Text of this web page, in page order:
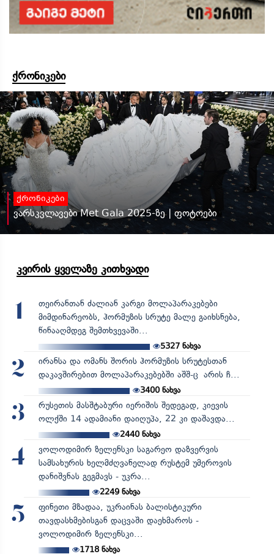
ქრონიკები
ქრონიკები
ვარსკვლავები Met Gala 2025-ზე | ფოტოები
კვირის ყველაზე კითხვადი
1
თეირანთან ძალიან კარგი მოლაპარაკებები
მიმდინარეობს, ჰორმუზის სრუტე მალე გაიხსნება,
წინააღმდეგ შემთხვევაში...
5327 ნახვა
2
ირანსა და ომანს შორის ჰორმუზის სრუტესთან
დაკავშირებით მოლაპარაკებებში აშშ-ც არის ჩ...
3400ნახვა
3
რუსეთის მასშტაბური იერიშის შედეგად, კიევის
ოლქში 14 ადამიანი დაიღუპა, 22 კი დაშავდა...
2440ნახვა
4
ვოლოდიმირ ზელენსკი საგარეო დაზვერვის
სამსახურის ხელმძღვანელად რუსტემ უმეროვის
დანიშვნას გეგმავს - უკრა...
2249ნახვა
5
ფინეთი მზადაა, უკრაინას ბალისტიკური
თავდასხმებისგან დაცვაში დაეხმაროს -
ვოლოდიმირ ზელენსკი...
1718ნახვა